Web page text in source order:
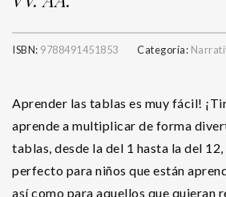
ISBN: 9788491451853 Categoría:
Aprender las tablas es muy fácil!
aprende a multiplicar de forma
tablas, desde la del 1 hasta la del
perfecto para niños que están
así como para aquellos que quieran